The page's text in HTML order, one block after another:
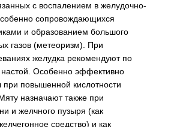
с воспалением в желудочно-
сопровождающихся
и образованием большого
газов (метеоризм). При
желудка рекомендуют по
Особенно эффективно
повышенной кислотности
назначают также при
и желчного пузыря (как
средство) и как